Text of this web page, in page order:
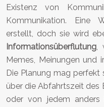
Existenz von
Kommunikation. Eine
erstellt, doch sie wird
Informationsüberflutung,
Memes, Meinungen und
Die Planung mag perfekt
über die Abfahrtszeit des
oder von jedem